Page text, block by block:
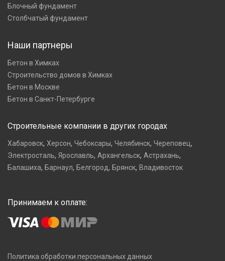
Блочный фундамент
Столбчатый фундамент
Наши партнеры
Бетон в Химках
Строительство домов в Химках
Бетон в Москве
Бетон в Санкт-Петербурге
Строительные компании в других городах
Хабаровск, Херсон, Чебоксары, Челябинск, Череповец,
Электросталь, Ярославль, Архангельск, Астрахань,
Балашиха, Барнаул, Белгород, Брянск, Владивосток
Принимаем к оплате:
Политика обработки персональных данных